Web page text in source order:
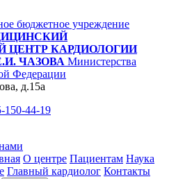
бюджетное учреждение
ЦЕНТР КАРДИОЛОГИИ
ЧАЗОВА Министерства
Федерации
д.15а
150-44-19
О центре Пациентам Наука
Главный кардиолог Контакты